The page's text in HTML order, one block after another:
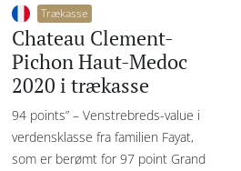
Trækasse
Chateau Clement-
Pichon Haut-Medoc
2020 i trækasse
94 points” – Venstrebreds-value i
verdensklasse fra familien Fayat,
som er berømt for 97 point Grand